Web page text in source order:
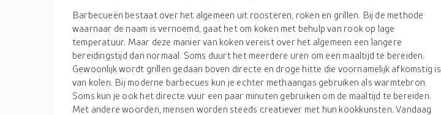
Barbecueën bestaat over het algemeen uit roosteren, roken en grillen. Bij de methode
waarnaar de naam is vernoemd, gaat het om koken met behulp van rook op lage
temperatuur. Maar deze manier van koken vereist over het algemeen een langere
bereidingstijd dan normaal. Soms duurt het meerdere uren om een maaltijd te bereiden.
Gewoonlijk wordt grillen gedaan boven directe en droge hitte die voornamelijk afkomstig is
van kolen. Bij moderne barbecues kun je echter methaangas gebruiken als warmtebron.
Soms kun je ook het directe vuur een paar minuten gebruiken om de maaltijd te bereiden.
Met andere woorden, mensen worden steeds creatiever met hun kookkunsten. Vandaag